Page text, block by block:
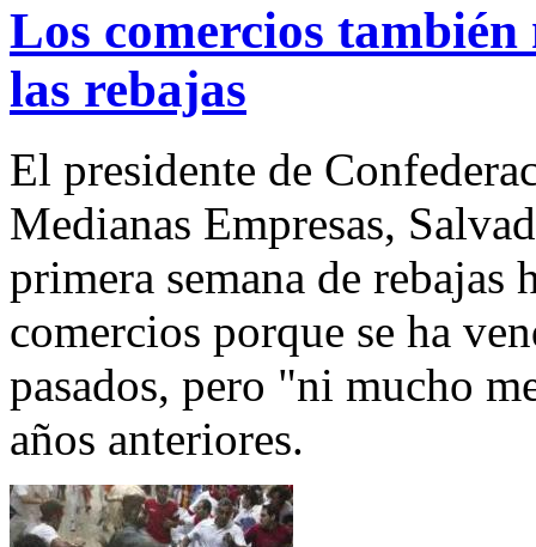
Los comercios
las rebajas
El presidente de
Medianas Empresas,
primera semana de
comercios porque se ha
pasados, pero "ni mucho
años anteriores.